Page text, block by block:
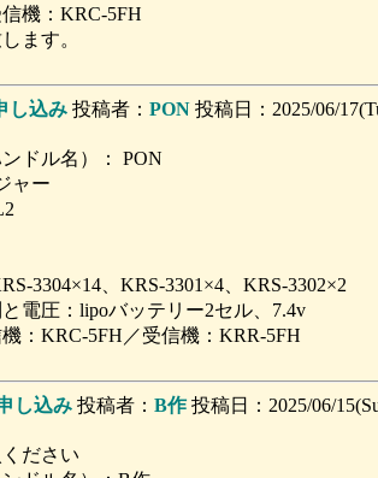
機：KRC-5FH
ます。
し込み 投稿者： PON 投稿日：2025/06/
ドル名）： PON
ャー
3304×14、KRS-3301×4、KRS-3302×2
電圧：lipoバッテリー2セル、7.4v
：KRC-5FH／受信機：KRR-5FH
し込み 投稿者： B作投稿日：2025/06/
ださい